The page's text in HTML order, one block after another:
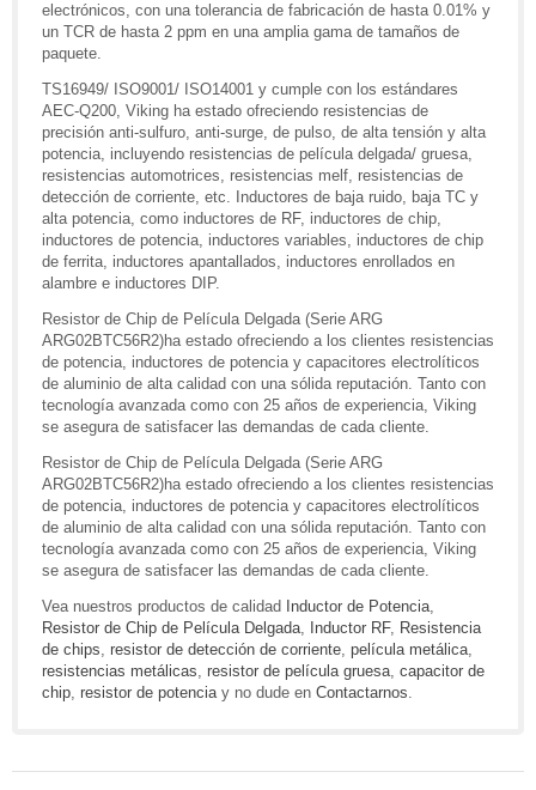
electrónicos, con una tolerancia de fabricación de hasta 0.01% y
un TCR de hasta 2 ppm en una amplia gama de tamaños de
paquete.
TS16949/ ISO9001/ ISO14001 y cumple con los estándares
AEC-Q200, Viking ha estado ofreciendo resistencias de
precisión anti-sulfuro, anti-surge, de pulso, de alta tensión y alta
potencia, incluyendo resistencias de película delgada/ gruesa,
resistencias automotrices, resistencias melf, resistencias de
detección de corriente, etc. Inductores de baja ruido, baja TC y
alta potencia, como inductores de RF, inductores de chip,
inductores de potencia, inductores variables, inductores de chip
de ferrita, inductores apantallados, inductores enrollados en
alambre e inductores DIP.
Resistor de Chip de Película Delgada (Serie ARG
ARG02BTC56R2)ha estado ofreciendo a los clientes resistencias
de potencia, inductores de potencia y capacitores electrolíticos
de aluminio de alta calidad con una sólida reputación. Tanto con
tecnología avanzada como con 25 años de experiencia, Viking
se asegura de satisfacer las demandas de cada cliente.
Resistor de Chip de Película Delgada (Serie ARG
ARG02BTC56R2)ha estado ofreciendo a los clientes resistencias
de potencia, inductores de potencia y capacitores electrolíticos
de aluminio de alta calidad con una sólida reputación. Tanto con
tecnología avanzada como con 25 años de experiencia, Viking
se asegura de satisfacer las demandas de cada cliente.
Vea nuestros productos de calidad
Inductor de Potencia,
Resistor de Chip de Película Delgada, Inductor RF, Resistencia
de chips, resistor de detección de corriente, película metálica,
resistencias metálicas, resistor de película gruesa, capacitor de
chip, resistor de potenciay no dude en Contactarnos.